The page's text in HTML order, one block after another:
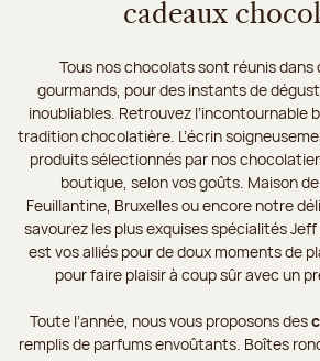
cadeaux
Tous nos chocolats sont réunis
gourmands, pour des instants de
inoubliables. Retrouvez l’incontournable
tradition chocolatière. L’écrin
produits sélectionnés par nos
boutique, selon vos goûts. Maison
Feuillantine, Bruxelles ou encore notre
savourez les plus exquises spécialités
est vos alliés pour de doux moments de
pour faire plaisir à coup sûr avec un
Toute l’année, nous vous proposons des
remplis de parfums envoûtants. Boîtes